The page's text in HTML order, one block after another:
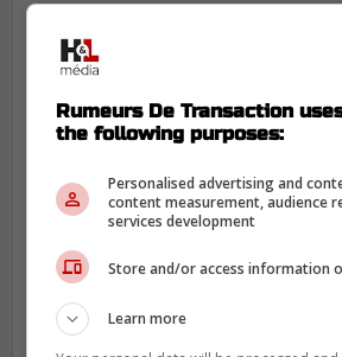
Pour en revenir à
reste donc identique et
Caufield - Suzuki -
Laine - Dach - Slafkovsky
Gallagher - Dvorak -
Heineman - Evans - Armia
Rumeurs De Transaction
the following purposes:
Personalised advertising and
content measurement, audience
services development
Store and/or access information
Learn more